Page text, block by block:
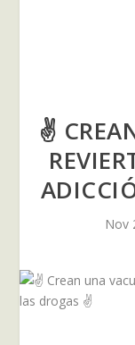
✌
Nov